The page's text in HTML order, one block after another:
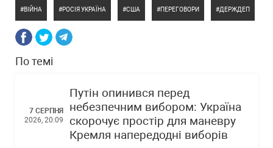
ВІЙНА РОСІЯ УКРАЇНА США ПЕРЕГОВОРИ ДЕРЖДЕП
По темі
7 СЕРПНЯ
2026, 20:09
Путін опинився перед
небезпечним вибором: Україна
скорочує простір для маневру
Кремля напередодні виборів